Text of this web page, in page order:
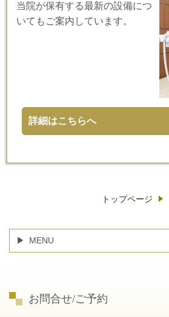
当院が保有する最新の設備につ
いてもご案内しています。
詳細はこちらへ
トップページ
MENU
お問合せ/ご予約